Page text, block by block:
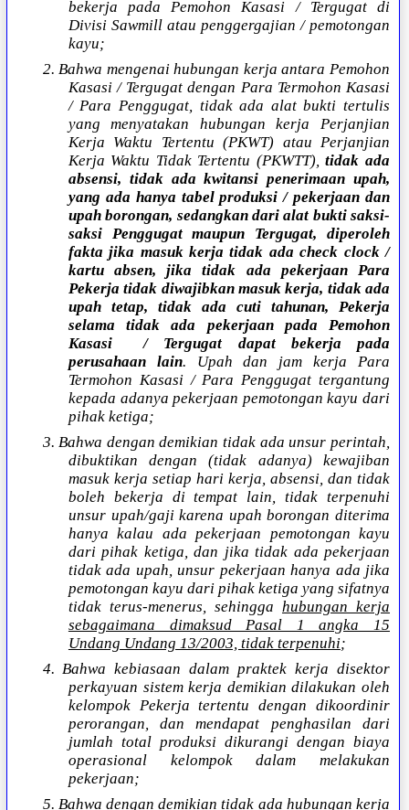
bekerja pada Pemohon Kasasi / Tergugat di
Divisi Sawmill atau penggergajian / pemotongan
kayu;
2. Bahwa mengenai hubungan kerja antara Pemohon
Kasasi / Tergugat dengan Para Termohon Kasasi
/ Para Penggugat, tidak ada alat bukti tertulis
yang menyatakan hubungan kerja Perjanjian
Kerja Waktu Tertentu (PKWT) atau Perjanjian
Kerja Waktu Tidak Tertentu (PKWTT),tidak ada
absensi, tidak ada kwitansi penerimaan upah,
yang ada hanya tabel produksi / pekerjaan dan
upah borongan, sedangkan dari alat bukti saksi-
saksi Penggugat maupun Tergugat, diperoleh
fakta jika masuk kerja tidak ada check clock /
kartu absen, jika tidak ada pekerjaan Para
Pekerja tidak diwajibkan masuk kerja, tidak ada
upah tetap, tidak ada cuti tahunan, Pekerja
selama tidak ada pekerjaan pada Pemohon
Kasasi
/ Tergugat dapat bekerja pada
perusahaan lain. Upah dan jam kerja Para
Termohon Kasasi / Para Penggugat tergantung
kepada adanya pekerjaan pemotongan kayu dari
pihak ketiga;
3. Bahwa dengan demikian tidak ada unsur perintah,
dibuktikan dengan (tidak adanya) kewajiban
masuk kerja setiap hari kerja, absensi, dan tidak
boleh bekerja di tempat lain, tidak terpenuhi
unsur upah/gaji karena upah borongan diterima
hanya kalau ada pekerjaan pemotongan kayu
dari pihak ketiga, dan jika tidak ada pekerjaan
tidak ada upah, unsur pekerjaan hanya ada jika
pemotongan kayu dari pihak ketiga yang sifatnya
tidak terus-menerus, sehingga hubungan kerja
sebagaimana dimaksud Pasal 1 angka 15
Undang Undang 13/2003, tidak terpenuhi;
4. Bahwa kebiasaan dalam praktek kerja disektor
perkayuan sistem kerja demikian dilakukan oleh
kelompok Pekerja tertentu dengan dikoordinir
perorangan, dan mendapat penghasilan dari
jumlah total produksi dikurangi dengan biaya
operasional kelompok dalam melakukan
pekerjaan;
5. Bahwa dengan demikiantidak ada hubungan kerja